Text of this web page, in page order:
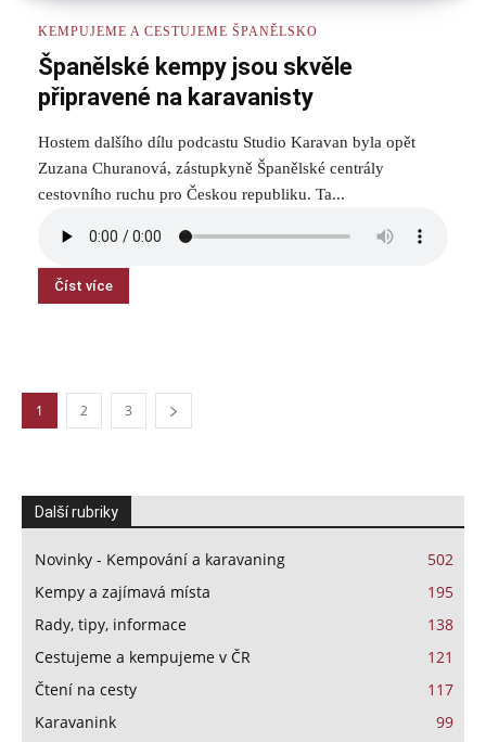
KEMPUJEME A CESTUJEME ŠPANĚLSKO
Španělské kempy jsou skvěle
připravené na karavanisty
Hostem dalšího dílu podcastu Studio Karavan byla opět
Zuzana Churanová, zástupkyně Španělské centrály
cestovního ruchu pro Českou republiku. Ta...
Číst více
1 2 3
Další rubriky
Novinky - Kempování a karavaning
502
Kempy a zajímavá místa
195
Rady, tipy, informace
138
Cestujeme a kempujeme v ČR
121
Čtení na cesty
117
Karavanink
99